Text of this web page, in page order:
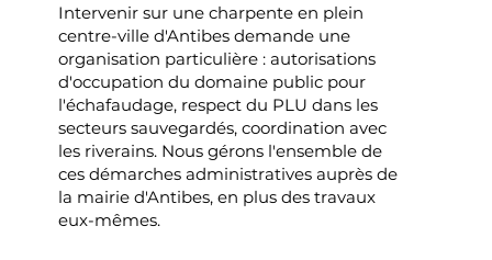
Intervenir sur une charpente en plein
centre-ville d'Antibes demande une
organisation particulière : autorisations
d'occupation du domaine public pour
l'échafaudage, respect du PLU dans les
secteurs sauvegardés, coordination avec
les riverains. Nous gérons l'ensemble de
ces démarches administratives auprès de
la mairie d'Antibes, en plus des travaux
eux-mêmes.